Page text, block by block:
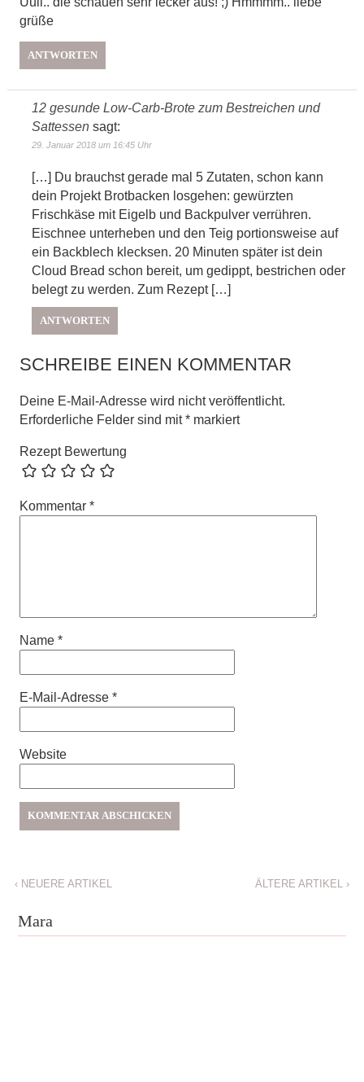
grüße
ANTWORTEN
12 gesunde Low-Carb-Brote zum Bestreichen und
Sattessen sagt:
29. Januar 2018 um 16:45 Uhr
[…] Du brauchst gerade mal 5 Zutaten, schon kann
dein Projekt Brotbacken losgehen: gewürzten
Frischkäse mit Eigelb und Backpulver verrühren.
Eischnee unterheben und den Teig portionsweise auf
ein Backblech klecksen. 20 Minuten später ist dein
Cloud Bread schon bereit, um gedippt, bestrichen oder
belegt zu werden. Zum Rezept […]
ANTWORTEN
SCHREIBE EINEN KOMMENTAR
Deine E-Mail-Adresse wird nicht veröffentlicht.
Erforderliche Felder sind mit*markiert
Rezept Bewertung
Kommentar *
Name *
E-Mail-Adresse *
Website
‹NEUERE ARTIKEL ÄLTERE ARTIKEL ›
Mara